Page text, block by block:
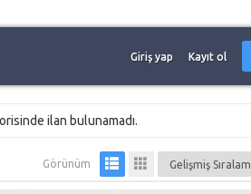
Giriş yap Kayıt ol
ilan bulunamadı.
Görünüm